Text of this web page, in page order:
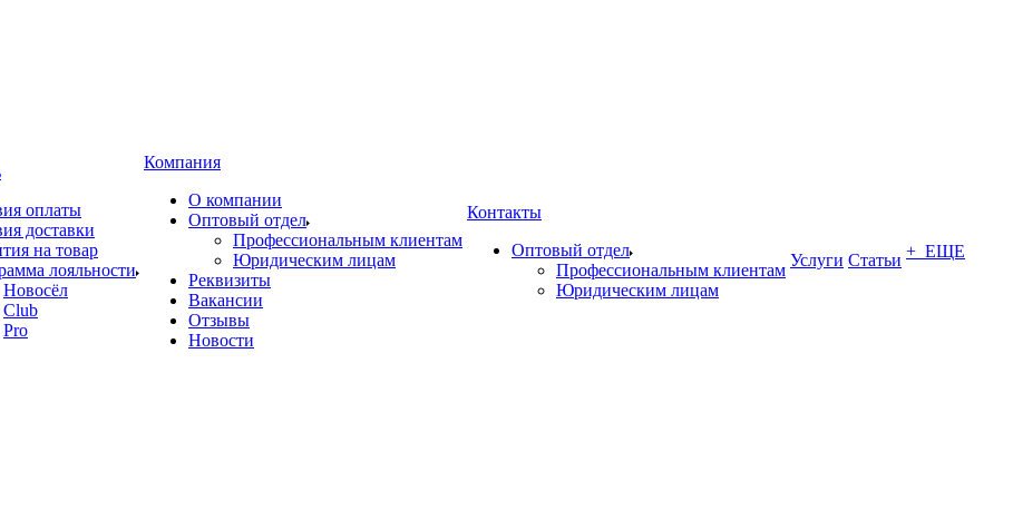
оплаты
доставки
на товар
лояльности
Новосёл
Club
Pro
Компания
О компании
Оптовый отдел
Профессиональным клиентам
Юридическим лицам
Реквизиты
Вакансии
Отзывы
Новости
Контакты
Оптовый отдел
Профессиональным клиентам
Юридическим лицам
Услуги Статьи + ЕЩЕ